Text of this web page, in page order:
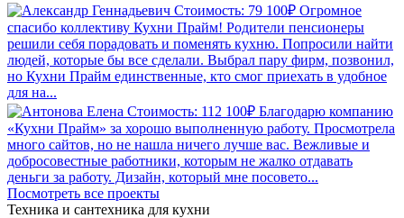
Стоимость: 79 100₽ Огромное
спасибо коллективу Кухни Прайм! Родители пенсионеры
решили себя порадовать и поменять кухню. Попросили найти
людей, которые бы все сделали. Выбрал пару фирм, позвонил,
но Кухни Прайм единственные, кто смог приехать в удобное
для на...
Стоимость: 112 100₽ Благодарю компанию
«Кухни Прайм» за хорошо выполненную работу. Просмотрела
много сайтов, но не нашла ничего лучше вас. Вежливые и
добросовестные работники, которым не жалко отдавать
деньги за работу. Дизайн, который мне посовето...
Посмотреть все проекты
Техника и сантехника для кухни